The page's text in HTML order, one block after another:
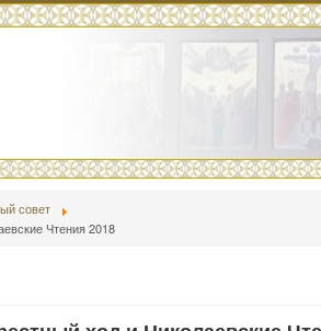
совет
Чтения 2018